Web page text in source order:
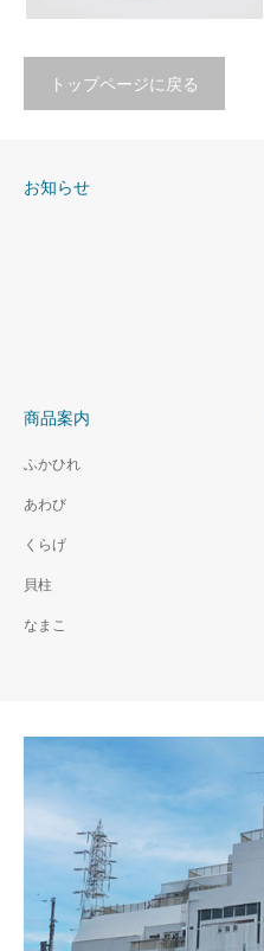
トップページに戻る
お知らせ
商品案内
ふかひれ
あわび
くらげ
貝柱
なまこ